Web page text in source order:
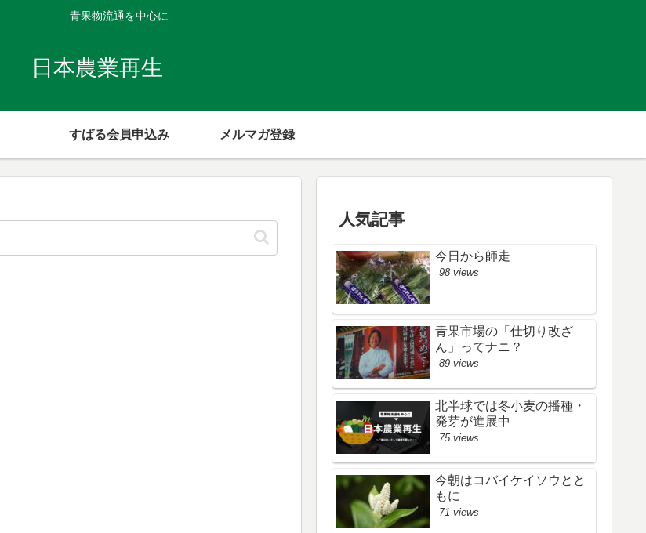
青果物流通を中心に
日本農業再生
すばる会員申込み メルマガ登録
人気記事
今日から師走
98 views
青果市場の「仕切り改ざ
ん」ってナニ？
89 views
北半球では冬小麦の播種・
発芽が進展中
75 views
今朝はコバイケイソウとと
もに
71 views